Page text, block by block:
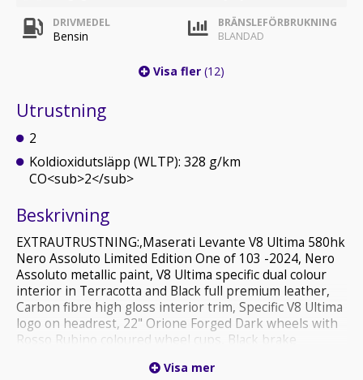
DRIVMEDEL
Bensin
BRÄNSLEFÖRBRUKNING
BLANDAD
Visa fler (12)
Utrustning
2
Koldioxidutsläpp (WLTP): 328 g/km
CO<sub>2</sub>
Beskrivning
EXTRAUTRUSTNING:,Maserati Levante V8 Ultima 580hk
Nero Assoluto Limited Edition One of 103 -2024, Nero
Assoluto metallic paint, V8 Ultima specific dual colour
interior in Terracotta and Black full premium leather,
Carbon fibre high gloss interior trim, Specific V8 Ultima
logo on headrest, 22" Orione Forged Dark wheels with
Rosso Rubino coloured wheel cups, Black brake
fibre, Specific interior badge One of 103 on central
Visa mer